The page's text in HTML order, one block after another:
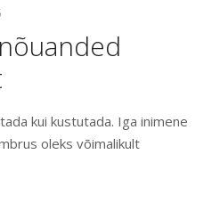
kui kustutada. Iga inimene
oleks võimalikult